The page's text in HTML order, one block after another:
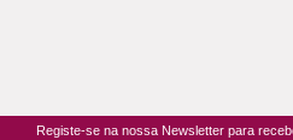
Registe-se na nossa Newsletter para